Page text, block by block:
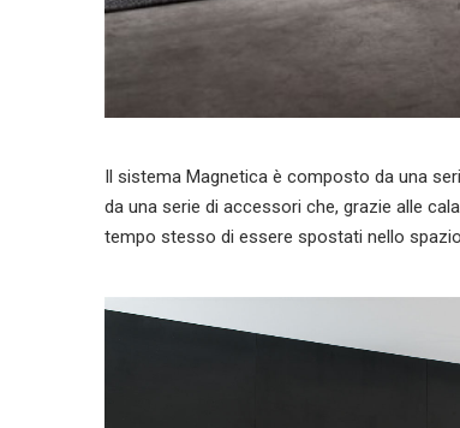
Il sistema Magnetica è composto da una
da una serie di accessori che, grazie alle
tempo stesso di essere spostati nello